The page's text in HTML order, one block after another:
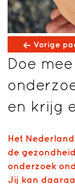
Vorige
Doe
en krijg
Het
de
onderzoek
Jij kan